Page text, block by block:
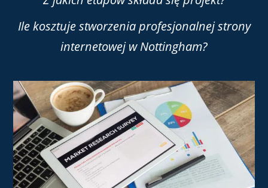
Ile kosztuje stworzenia profesjonalnej strony
internetowej w Nottingham?